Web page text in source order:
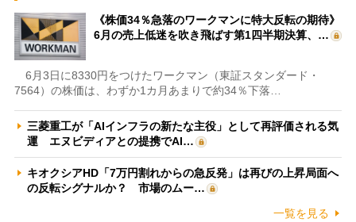
《株価34％急落のワークマンに特大反転の期待》
6月の売上低迷を吹き飛ばす第1四半期決算、…
6月3日に8330円をつけたワークマン（東証スタンダード・
7564）の株価は、わずか1カ月あまりで約34％下落…
三菱重工が「AIインフラの新たな主役」として再評価される気
運 エヌビディアとの提携でAI…
キオクシアHD「7万円割れからの急反発」は再びの上昇局面へ
の反転シグナルか？ 市場のムー…
一覧を見る